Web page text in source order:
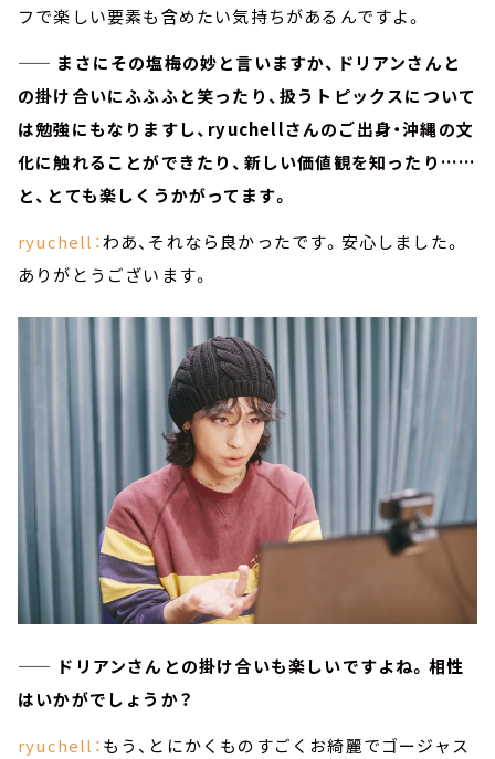
フで楽しい要素も含めたい気持ちがあるんですよ。
—— まさにその塩梅の妙と言いますか、ドリアンさんと
の掛け合いにふふふと笑ったり、扱うトピックスについて
は勉強にもなりますし、ryuchellさんのご出身・沖縄の文
化に触れることができたり、新しい価値観を知ったり……
と、とても楽しくうかがってます。
ryuchell：わあ、それなら良かったです。安心しました。
ありがとうございます。
—— ドリアンさんとの掛け合いも楽しいですよね。相性
はいかがでしょうか？
ryuchell：もう、とにかくものすごくお綺麗でゴージャス